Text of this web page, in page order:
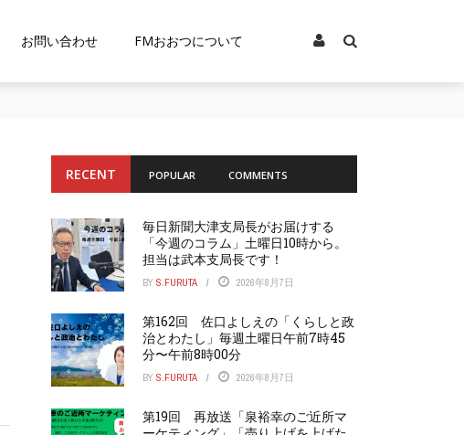
お問い合わせ FMおおつについて
RECENT POPULAR COMMENTS
毎日新聞大津支局長がお届けする
「今週のコラム」土曜日10時から。
担当は武本支局長です！
BY S.FURUTA 2026年8月7日
第162回 佐口よしえの「くらしと政
治とわたし」毎週土曜日午前7時45
分〜午前8時00分
BY S.FURUTA 2026年8月7日
第19回 再放送「泉裕幸のご近所マ